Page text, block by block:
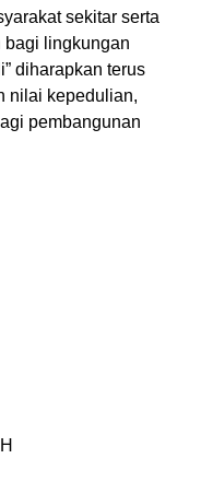
sekitar serta
bagi lingkungan
diharapkan terus
nilai kepedulian,
pembangunan